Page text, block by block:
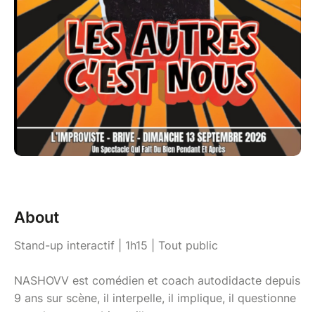
About
Stand-up interactif | 1h15 | Tout public
NASHOVV est comédien et coach autodidacte depuis
9 ans sur scène, il interpelle, il implique, il questionne